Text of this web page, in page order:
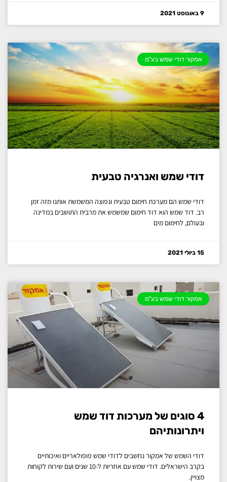
9 באוגוסט 2021
אמקור דודי שמש בע"מ
דודי שמש ואנרגיה טבעית
דודי שמש הם מערכת חימום טבעית ונפוצה המשמשת אותנו מזה זמן
רב. דוד שמש הוא דוד חימום שמשמש את מרבית התושבים במדינה
ובעולם, לחימום מים
15 ביולי 2021
אמקור דודי שמש בע"מ
4 סוגים של מערכות דוד שמש
ויתרונותיהם
דודי השמש של אמקור נחשבים לדודי שמש פופולאריים ואיכותיים
בקרב הישראלים. דודי שמש עם אחריות ל-10 שנים ועם שירות לקוחות
מצויין.